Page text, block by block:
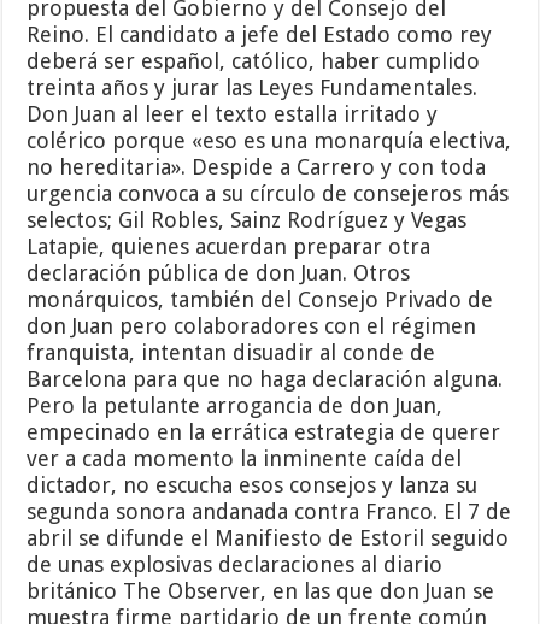
propuesta del Gobierno y del Consejo del
Reino. El candidato a jefe del Estado como rey
deberá ser español, católico, haber cumplido
treinta años y jurar las Leyes Fundamentales.
Don Juan al leer el texto estalla irritado y
colérico porque «eso es una monarquía electiva,
no hereditaria». Despide a Carrero y con toda
urgencia convoca a su círculo de consejeros más
selectos; Gil Robles, Sainz Rodríguez y Vegas
Latapie, quienes acuerdan preparar otra
declaración pública de don Juan. Otros
monárquicos, también del Consejo Privado de
don Juan pero colaboradores con el régimen
franquista, intentan disuadir al conde de
Barcelona para que no haga declaración alguna.
Pero la petulante arrogancia de don Juan,
empecinado en la errática estrategia de querer
ver a cada momento la inminente caída del
dictador, no escucha esos consejos y lanza su
segunda sonora andanada contra Franco. El 7 de
abril se difunde el Manifiesto de Estoril seguido
de unas explosivas declaraciones al diario
británico The Observer, en las que don Juan se
muestra firme partidario de un frente común